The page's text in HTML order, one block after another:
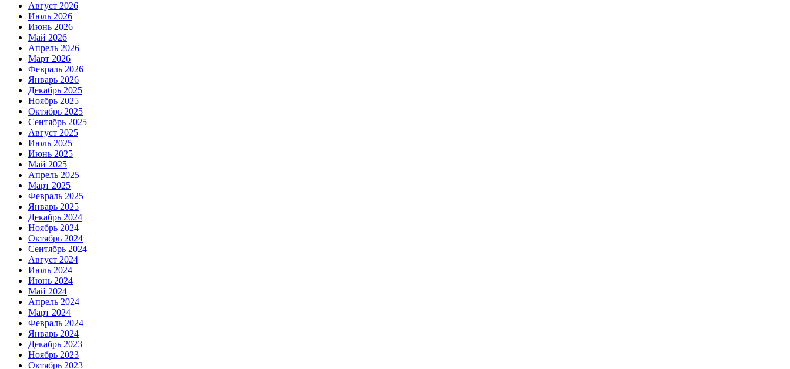
Август 2026
Июль 2026
Июнь 2026
Май 2026
Апрель 2026
Март 2026
Февраль 2026
Январь 2026
Декабрь 2025
Ноябрь 2025
Октябрь 2025
Сентябрь 2025
Август 2025
Июль 2025
Июнь 2025
Май 2025
Апрель 2025
Март 2025
Февраль 2025
Январь 2025
Декабрь 2024
Ноябрь 2024
Октябрь 2024
Сентябрь 2024
Август 2024
Июль 2024
Июнь 2024
Май 2024
Апрель 2024
Март 2024
Февраль 2024
Январь 2024
Декабрь 2023
Ноябрь 2023
Октябрь 2023